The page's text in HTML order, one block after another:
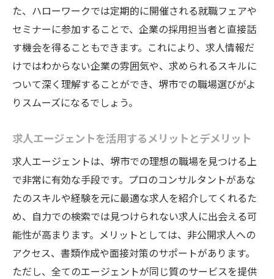
た、ハローワークでは定期的に開催される就職フェアや
セミナーに参加することで、企業の採用担当者と直接話
す機会を得ることもできます。これにより、求人情報だ
けではわからない企業の雰囲気や、求められるスキルに
ついて深く理解することができ、堺市での職場選びがよ
りスムーズになるでしょう。
求人エージェントを活用するメリットとデメリット
求人エージェントは、堺市での理想の職場を見つける上
で非常に有効な手段です。プロのコンサルタントがあな
たのスキルや経験を元に最適な求人を紹介してくれるた
め、自力での検索では見つけられない求人に出会える可
能性が高まります。メリットとしては、非公開求人への
アクセス、書類作成や面接対策のサポートがあります。
ただし、全てのエージェントが同じ質のサービスを提供